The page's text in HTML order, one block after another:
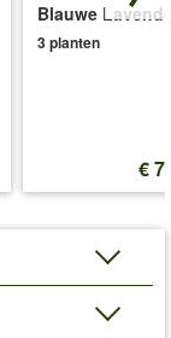
Blauwe
3 planten
€